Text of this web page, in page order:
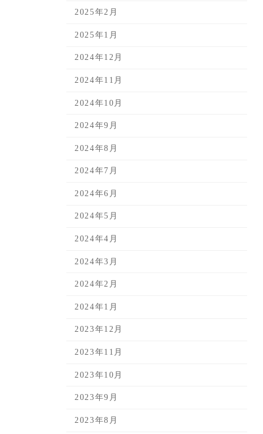
2025年2月
2025年1月
2024年12月
2024年11月
2024年10月
2024年9月
2024年8月
2024年7月
2024年6月
2024年5月
2024年4月
2024年3月
2024年2月
2024年1月
2023年12月
2023年11月
2023年10月
2023年9月
2023年8月